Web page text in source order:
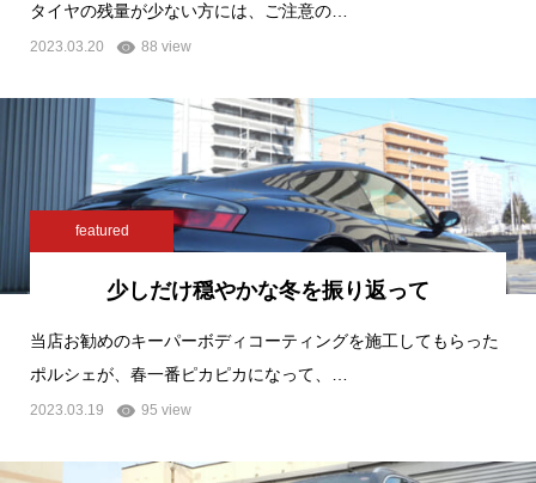
タイヤの残量が少ない方には、ご注意の…
2023.03.20 88 view
featured
少しだけ穏やかな冬を振り返って
当店お勧めのキーパーボディコーティングを施工してもらった
ポルシェが、春一番ピカピカになって、…
2023.03.19 95 view